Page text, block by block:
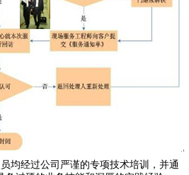
均经过公司严谨的专项技术培训，并通